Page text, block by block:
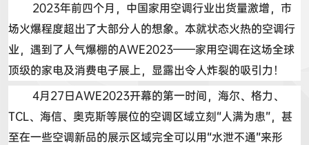
2023年前四个月，中国家用空调行业出货量激增，市
场火爆程度超出了大部分人的想象。本就状态火热的空调行
业，遇到了人气爆棚的AWE2023——家用空调在这场全球
顶级的家电及消费电子展上，显露出令人炸裂的吸引力！
4月27日AWE2023开幕的第一时间，海尔、格力、
TCL、海信、奥克斯等展位的空调区域立刻“人满为患”，甚
至在一些空调新品的展示区域完全可以用“水泄不通”来形